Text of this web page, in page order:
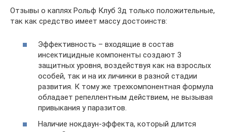
Отзывы о каплях Рольф Клуб 3д только положительные,
так как средство имеет массу достоинств:
Эффективность – входящие в состав
инсектицидные компоненты создают 3
защитных уровня, воздействуя как на взрослых
особей, так и на их личинки в разной стадии
развития. К тому же трехкомпонентная формула
обладает репеллентным действием, не вызывая
привыкания у паразитов.
Наличие нокдаун-эффекта, который длится